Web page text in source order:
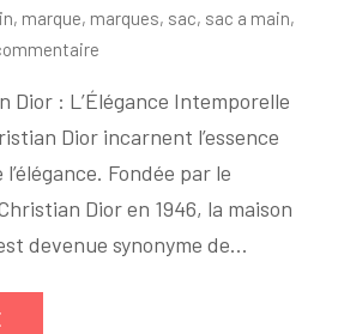
, marque, marques, sac, sac a main,
Sac
à
Main
Christian
Dior : L’Élégance Intemporelle
Dior incarnent l’essence
Fondée par le
Dior en 1946, la maison
devenue synonyme de…